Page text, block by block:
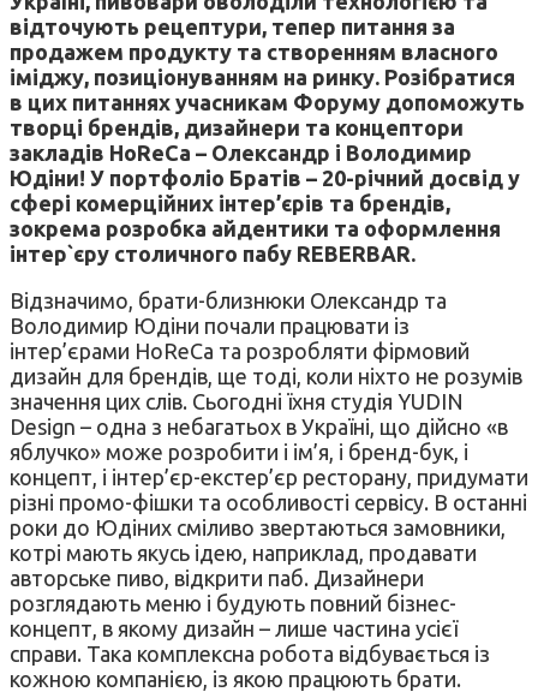
відточують рецептури, тепер питання за
продажем продукту та створенням власного
іміджу, позиціонуванням на ринку. Розібратися
в цих питаннях учасникам Форуму допоможуть
творці брендів, дизайнери та концептори
закладів HoReCa – Олександр і Володимир
Юдіни! У портфоліо Братів – 20-річний досвід у
сфері комерційних інтер’єрів та брендів,
зокрема розробка айдентики та оформлення
інтер`єру столичного пабу REBERBAR.
Відзначимо, брати-близнюки Олександр та
Володимир Юдіни почали працювати із
інтер’єрами HoReCa та розробляти фірмовий
дизайн для брендів, ще тоді, коли ніхто не розумів
значення цих слів. Сьогодні їхня студія YUDIN
Design – одна з небагатьох в Україні, що дійсно «в
яблучко» може розробити і ім’я, і бренд-бук, і
концепт, і інтер’єр-екстер’єр ресторану, придумати
різні промо-фішки та особливості сервісу. В останні
роки до Юдіних сміливо звертаються замовники,
котрі мають якусь ідею, наприклад, продавати
авторське пиво, відкрити паб. Дизайнери
розглядають меню і будують повний бізнес-
концепт, в якому дизайн – лише частина усієї
справи. Така комплексна робота відбувається із
кожною компанією, із якою працюють брати.